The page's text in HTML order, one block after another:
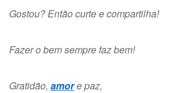
Gostou? Então curte e compartilha!
Fazer o bem sempre faz bem!
Gratidão, amore paz,